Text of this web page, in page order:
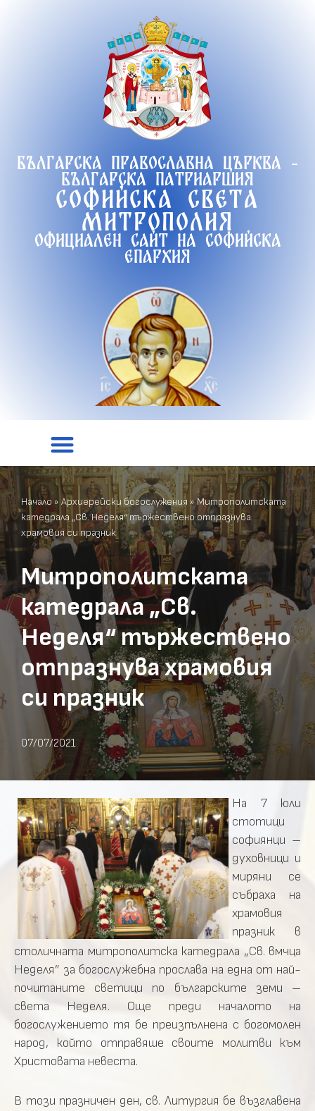
Българска православна църква -
Българска патриаршия
Софийска света
митрополия
Официален сайт на софийска
епархия
Начало » Архиерейски богослужения »Митрополитската
катедрала „Св. Неделя“ тържествено отпразнува
храмовия си празник
Митрополитската
катедрала „Св.
Неделя“ тържествено
отпразнува храмовия
си празник
07/07/2021
На 7 юли
стотици
софиянци –
духовници и
миряни се
събраха на
храмовия
празник в
столичната митрополитска катедрала „Св. вмчца
Неделя” за богослужебна прослава на една от най-
почитаните светици по българските земи –
света Неделя. Още преди началото на
богослужението тя бе преизпълнена с богомолен
народ, който отправяше своите молитви към
Христовата невеста.
В този празничен ден, св. Литургия бе възглавена